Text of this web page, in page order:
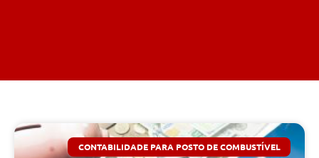
CONTABILIDADE PARA POSTO DE COMBUSTÍVEL